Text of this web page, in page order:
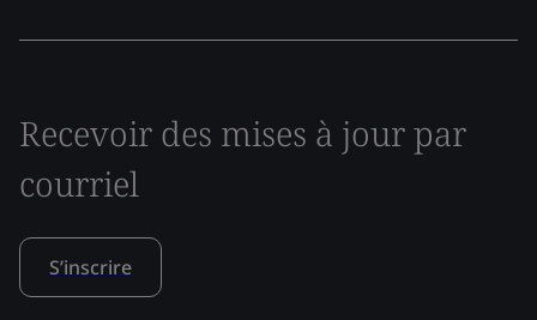
Recevoir des mises à jour par
courriel
S’inscrire